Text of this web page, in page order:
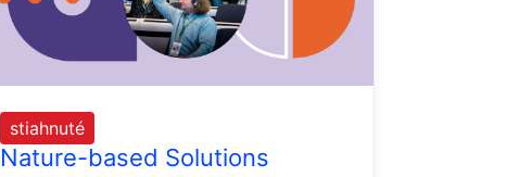
Nature-based Solutions
stiahnuté